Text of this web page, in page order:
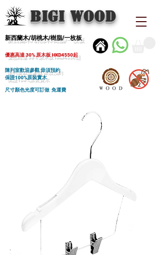
BIGI wood
新西蘭木/胡桃木/樹脂/一枚板
優惠高達 30% 原木板 HKD4550起
陳列室歡迎參觀 毋須預約
保證100%原裝實木
尺寸顏色光度可訂做 免運費